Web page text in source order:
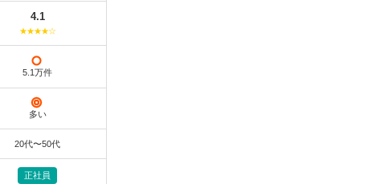
4.1
★★★★☆
5.1万件
多い
20代〜50代
正社員